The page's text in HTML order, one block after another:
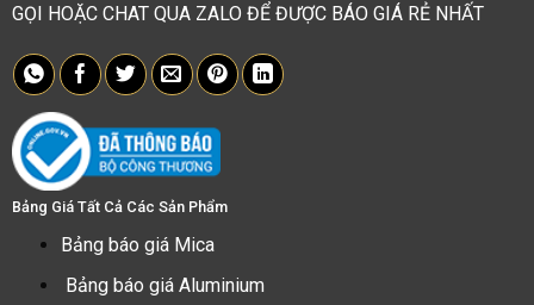
GỌI HOẶC CHAT QUA ZALO ĐỂ ĐƯỢC BÁO GIÁ RẺ NHẤT
Bảng Giá Tất Cả Các Sản Phẩm
Bảng báo giá Mica
Bảng báo giá Aluminium